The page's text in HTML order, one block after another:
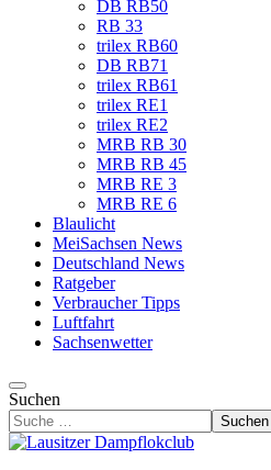
DB RB50
RB 33
trilex RB60
DB RB71
trilex RB61
trilex RE1
trilex RE2
MRB RB 30
MRB RB 45
MRB RE 3
MRB RE 6
Blaulicht
MeiSachsen News
Deutschland News
Ratgeber
Verbraucher Tipps
Luftfahrt
Sachsenwetter
Suchen
Suchen